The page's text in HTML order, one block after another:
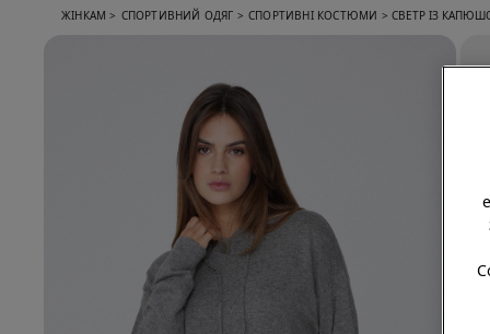
ЖІНКАМ > СПОРТИВНИЙ ОДЯГ > СПОРТИВНІ КОСТЮМИ > СВЕТР ІЗ